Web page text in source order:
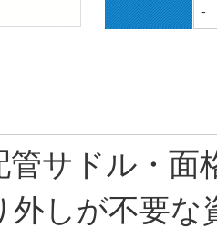
-
管サドル・面
外しが不要な